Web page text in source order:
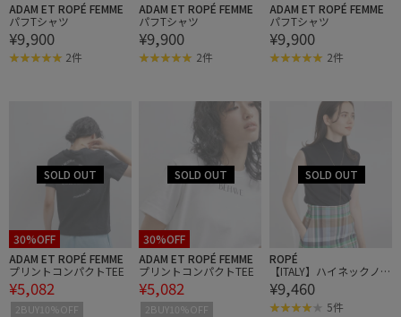
ADAM ET ROPÉ FEMME
パフTシャツ
¥9,900
2件
ADAM ET ROPÉ FEMME
パフTシャツ
¥9,900
2件
ADAM ET ROPÉ FEMME
パフTシャツ
¥9,900
2件
30%OFF
ADAM ET ROPÉ FEMME
プリントコンパクトTEE
¥5,082
2BUY10%OFF
30%OFF
ADAM ET ROPÉ FEMME
プリントコンパクトTEE
¥5,082
2BUY10%OFF
ROPÉ
【ITALY】ハイネックノー
スリーブニット
¥9,460
5件